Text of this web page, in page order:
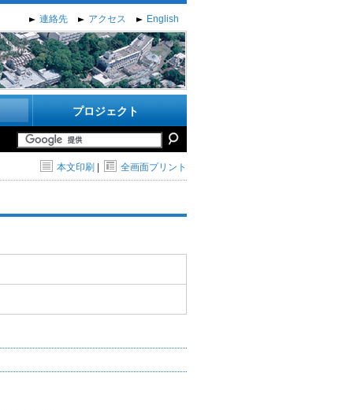
連絡先 アクセス English
プロジェクト
本文印刷 全画面プリント